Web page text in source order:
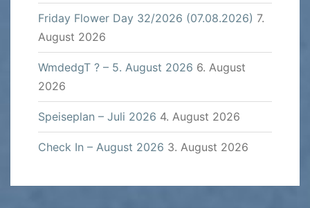
Friday Flower Day 32/2026 (07.08.2026) 7.
August 2026
WmdedgT ? – 5. August 2026 6. August
2026
Speiseplan – Juli 2026 4. August 2026
Check In – August 2026 3. August 2026